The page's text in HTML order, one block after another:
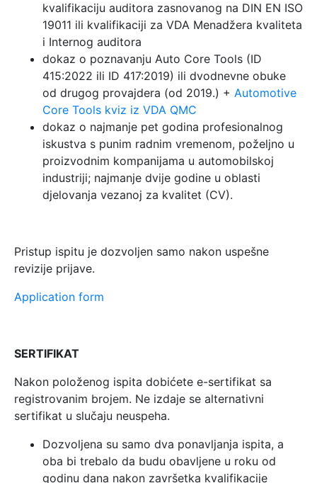
kvalifikaciju auditora zasnovanog na DIN EN ISO
19011 ili kvalifikaciji za VDA Menadžera kvaliteta
i Internog auditora
dokaz o poznavanju Auto Core Tools (ID
415:2022 ili ID 417:2019) ili dvodnevne obuke
od drugog provajdera (od 2019.) + Automotive
Core Tools kviz iz VDA QMC
dokaz o najmanje pet godina profesionalnog
iskustva s punim radnim vremenom, poželjno u
proizvodnim kompanijama u automobilskoj
industriji; najmanje dvije godine u oblasti
djelovanja vezanoj za kvalitet (CV).
Pristup ispitu je dozvoljen samo nakon uspešne
revizije prijave.
Application form
SERTIFIKAT
Nakon položenog ispita dobićete e-sertifikat sa
registrovanim brojem. Ne izdaje se alternativni
sertifikat u slučaju neuspeha.
Dozvoljena su samo dva ponavljanja ispita, a
oba bi trebalo da budu obavljene u roku od
godinu dana nakon završetka kvalifikacije